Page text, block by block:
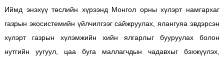
Иймд энэхүү төслийн хүрээнд Монгол орны хүлэрт намгархаг
газрын экосистемийн үйлчилгээг сайжруулах, ялангуяа эвдэрсэн
хүлэрт газрын хүлэмжийн хийн ялгарлыг бууруулах болон
нутгийн уугуул, цаа буга маллагчдын чадавхыг бэхжүүлэх,